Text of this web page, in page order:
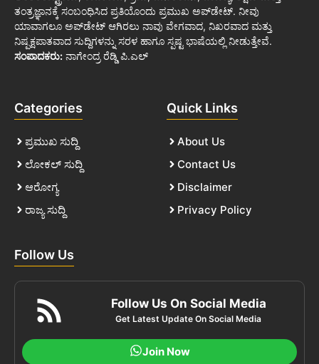
ತಂತ್ರಜ್ಞಾನಕ್ಕೆ ಸಂಬಂಧಿಸಿದ ಪ್ರತಿಯೊಂದು ಪ್ರಮುಖ ಅಪ್‌ಡೇಟ್. ನೀವು
ಯಾವಾಗಲೂ ಅಪ್‌ಡೇಟ್ ಆಗಿರಲು ನಾವು ವೇಗವಾದ, ನಿಖರವಾದ ಮತ್ತು
ನಿಷ್ಪಕ್ಷಪಾತವಾದ ಸುದ್ದಿಗಳನ್ನು ಸರಳ ಹಾಗೂ ಸ್ಪಷ್ಟ ಭಾಷೆಯಲ್ಲಿ ನೀಡುತ್ತೇವೆ.
ಸಂಪಾದಕರು: ನಾಗೇಂದ್ರ ರೆಡ್ಡಿ ಪಿ.ಎಲ್
Categories
ಪ್ರಮುಖ ಸುದ್ದಿ
ಲೋಕಲ್ ಸುದ್ದಿ
ಆರೋಗ್ಯ
ರಾಜ್ಯ ಸುದ್ದಿ
Quick Links
About Us
Contact Us
Disclaimer
Privacy Policy
Follow Us
Follow Us On Social Media
Get Latest Update On Social Media
Join Now